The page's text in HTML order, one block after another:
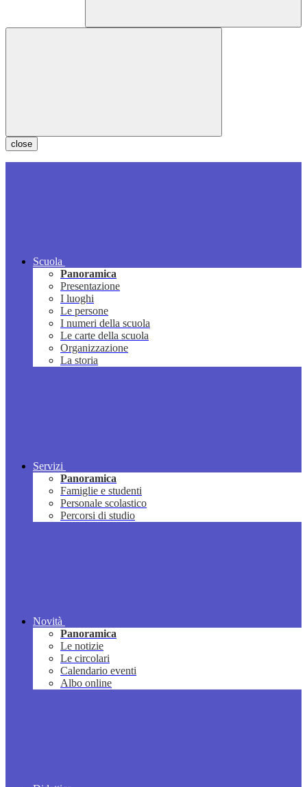
close
Scuola
Panoramica
Presentazione
I luoghi
Le persone
I numeri della scuola
Le carte della scuola
Organizzazione
La storia
Servizi
Panoramica
Famiglie e studenti
Personale scolastico
Percorsi di studio
Novità
Panoramica
Le notizie
Le circolari
Calendario eventi
Albo online